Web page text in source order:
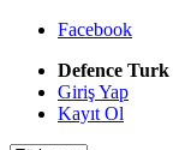
Facebook
Defence Turk
Giriş Yap
Kayıt Ol